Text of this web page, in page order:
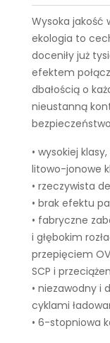
Wysoka jakość
ekologia to
doceniły już
efektem
dbałością o
nieustanną
• wysokiej
litowo-jonowe
• rzeczywista
• brak efektu
• fabryczne
i głębokim
przepięciem
SCP i
• niezawodny i
cyklami
• 6-stopniowa